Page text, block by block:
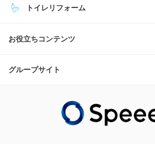
トイレリフォーム
お役立ちコンテンツ
グループサイト